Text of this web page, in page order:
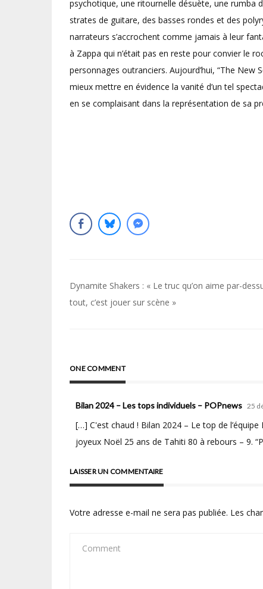
psychotique, une ritournelle désuète, une rumba
strates de guitare, des basses rondes et des
narrateurs s’accrochent comme jamais à leur
à Zappa qui n’était pas en reste pour convier le
personnages outranciers. Aujourd’hui, “The
mieux mettre en évidence la vanité d’un tel
en se complaisant dans la représentation de sa
Navigation
de
Dynamite Shakers : « Le truc qu’on aime par-
tout, c’est jouer sur scène »
ONE COMMENT
Bilan 2024 – Les tops individuels – POPnews 25
[…] C'est chaud ! Bilan 2024 – Le top de
joyeux Noël 25 ans de Tahiti 80 à rebours – 9.
LAISSER UN COMMENTAIRE
Votre adresse e-mail ne sera pas publiée. Les